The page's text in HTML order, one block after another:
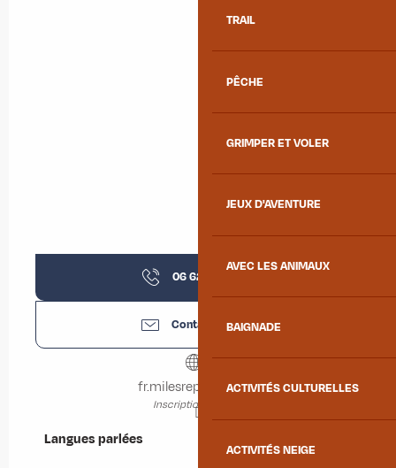
TRAIL
PÊCHE
GRIMPER ET VOLER
JEUX D'AVENTURE
AVEC LES ANIMAUX
BAIGNADE
ACTIVITÉS CULTURELLES
ACTIVITÉS NEIGE
06 62 65 11
Contactez-nous
fr.milesrepublic.com
Inscription en ligne
Langues parlées
Langues parlées